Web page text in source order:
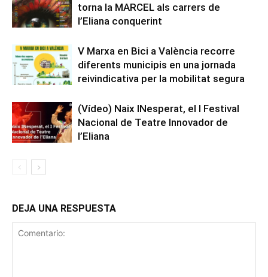
torna la MARCEL als carrers de
l’Eliana conquerint
V Marxa en Bici a València recorre
diferents municipis en una jornada
reivindicativa per la mobilitat segura
(Vídeo) Naix INesperat, el I Festival
Nacional de Teatre Innovador de
l’Eliana
DEJA UNA RESPUESTA